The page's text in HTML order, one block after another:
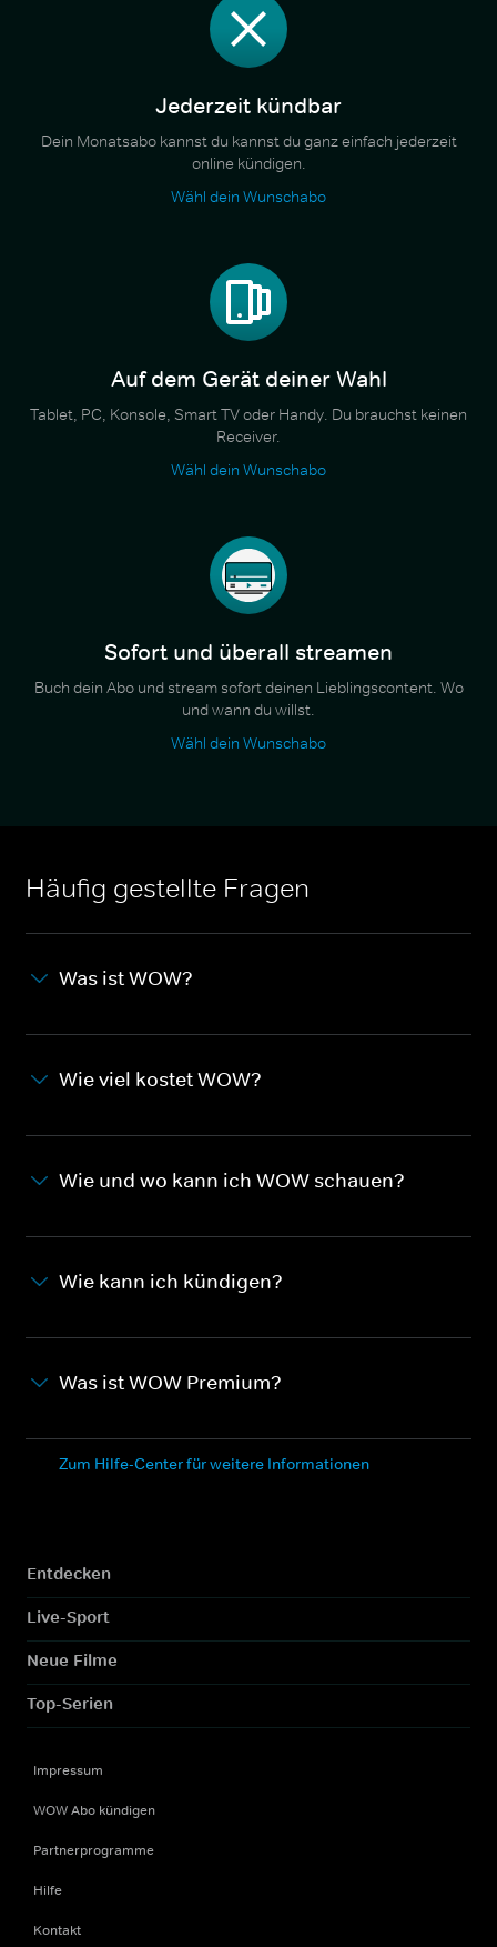
Jederzeit kündbar
Dein Monatsabo kannst du kannst du ganz einfach jederzeit
online kündigen.
Wähl dein Wunschabo
Auf dem Gerät deiner Wahl
Tablet, PC, Konsole, Smart TV oder Handy. Du brauchst keinen
Receiver.
Wähl dein Wunschabo
Sofort und überall streamen
Buch dein Abo und stream sofort deinen Lieblingscontent. Wo
und wann du willst.
Wähl dein Wunschabo
Häufig gestellte Fragen
Was ist WOW?
Wie viel kostet WOW?
Wie und wo kann ich WOW schauen?
Wie kann ich kündigen?
Was ist WOW Premium?
Zum Hilfe-Center für weitere Informationen
Entdecken
Live-Sport
Neue Filme
Top-Serien
Impressum
WOW Abo kündigen
Partnerprogramme
Hilfe
Kontakt